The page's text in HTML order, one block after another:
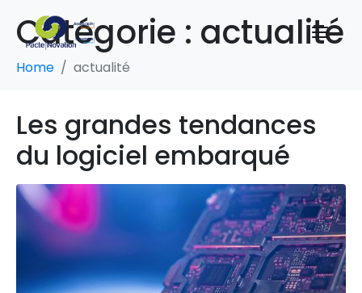
Catégorie : actualité
Home actualité
Les grandes tendances
du logiciel embarqué